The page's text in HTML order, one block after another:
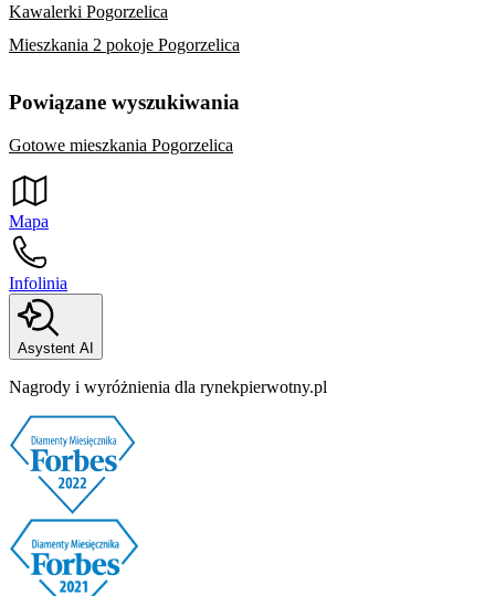
Kawalerki Pogorzelica
Mieszkania 2 pokoje Pogorzelica
Powiązane wyszukiwania
Gotowe mieszkania Pogorzelica
Mapa
Infolinia
Asystent AI
Nagrody i wyróżnienia dla rynekpierwotny.pl